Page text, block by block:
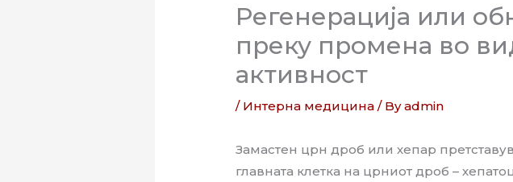
Регенерација или
преку промена во
активност
/ Интерна медицина / Byadmin
Замастен црн дроб или хепар
главната клетка на црниот дроб –